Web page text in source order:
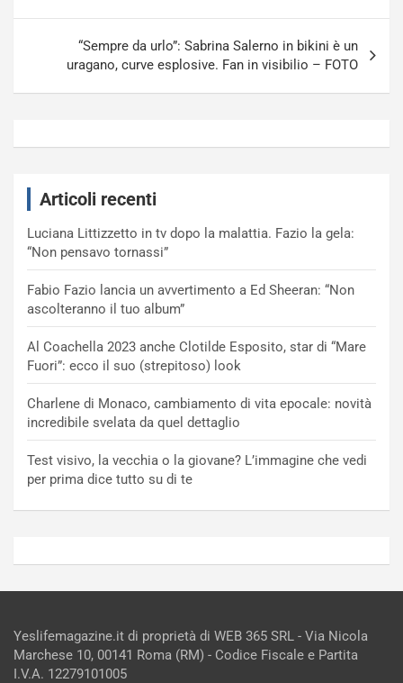
“Sempre da urlo”: Sabrina Salerno in bikini è un
uragano, curve esplosive. Fan in visibilio – FOTO
Articoli recenti
Luciana Littizzetto in tv dopo la malattia. Fazio la gela:
“Non pensavo tornassi”
Fabio Fazio lancia un avvertimento a Ed Sheeran: “Non
ascolteranno il tuo album”
Al Coachella 2023 anche Clotilde Esposito, star di “Mare
Fuori”: ecco il suo (strepitoso) look
Charlene di Monaco, cambiamento di vita epocale: novità
incredibile svelata da quel dettaglio
Test visivo, la vecchia o la giovane? L’immagine che vedi
per prima dice tutto su di te
Yeslifemagazine.it di proprietà di WEB 365 SRL - Via Nicola
Marchese 10, 00141 Roma (RM) - Codice Fiscale e Partita
I.V.A. 12279101005